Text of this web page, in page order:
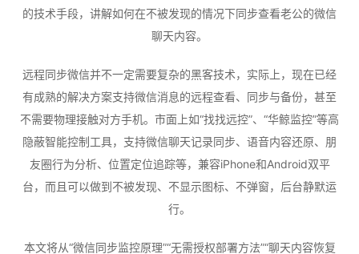
的技术手段，讲解如何在不被发现的情况下同步查看老公的微信
聊天内容。
远程同步微信并不一定需要复杂的黑客技术，实际上，现在已经
有成熟的解决方案支持微信消息的远程查看、同步与备份，甚至
不需要物理接触对方手机。市面上如“找找远控”、“华鲸监控”等高
隐蔽智能控制工具，支持微信聊天记录同步、语音内容还原、朋
友圈行为分析、位置定位追踪等，兼容iPhone和Android双平
台，而且可以做到不被发现、不显示图标、不弹窗，后台静默运
行。
本文将从“微信同步监控原理”“无需授权部署方法”“聊天内容恢复